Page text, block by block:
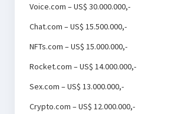
Voice.com – US$ 30.000.000,-
Chat.com – US$ 15.500.000,-
NFTs.com – US$ 15.000.000,-
Rocket.com – US$ 14.000.000,-
Sex.com – US$ 13.000.000,-
Crypto.com – US$ 12.000.000,-